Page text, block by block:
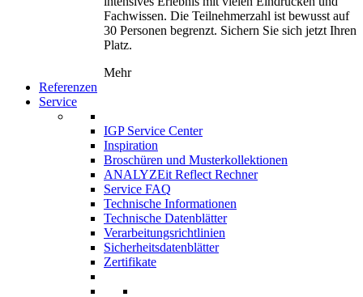
Fachwissen. Die Teilnehmerzahl ist bewusst auf
30 Personen begrenzt. Sichern Sie sich jetzt Ihren
Platz.
Mehr
Referenzen
Service
IGP Service Center
Inspiration
Broschüren und Musterkollektionen
ANALYZEit Reflect Rechner
Service FAQ
Technische Informationen
Technische Datenblätter
Verarbeitungsrichtlinien
Sicherheitsdatenblätter
Zertifikate